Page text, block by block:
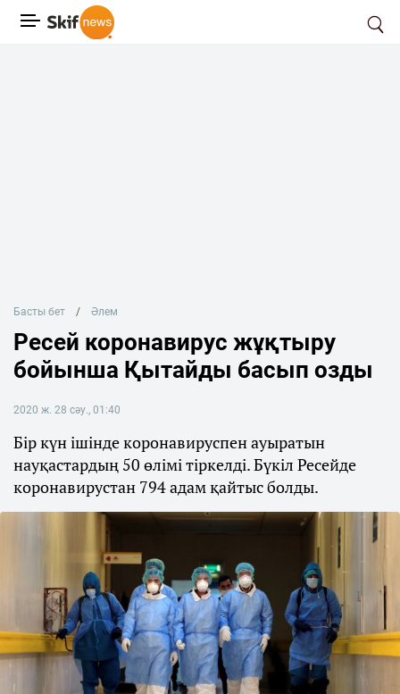
Басты бет Әлем
Ресей коронавирус жұқтыру
бойынша Қытайды басып озды
2020 ж. 28 сәу., 01:40
Бір күн ішінде коронавируспен ауыратын
науқастардың 50 өлімі тіркелді. Бүкіл Ресейде
коронавирустан 794 адам қайтыс болды.